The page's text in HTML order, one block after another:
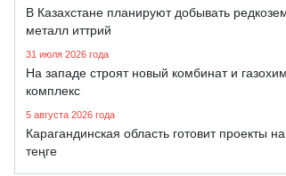
В Казахстане планируют добывать
металл иттрий
31 июля 2026 года
На западе строят новый комбинат и
комплекс
5 августа 2026 года
Карагандинская область готовит проекты
теңге